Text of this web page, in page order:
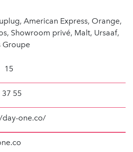
American Express, Orange,
Showroom privé, Malt, Ursaaf,
Groupe
15
37 55
day-one.co/